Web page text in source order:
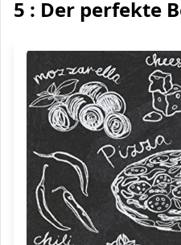
5 : Der perfekte